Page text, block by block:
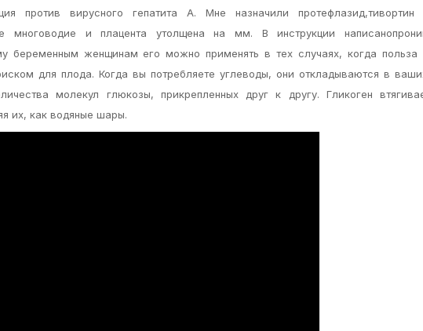
против вирусного гепатита А. Мне назначили
многоводие и плацента утолщена на мм. В инструкции
беременным женщинам его можно применять в тех случаях, когда польза
для плода. Когда вы потребляете углеводы, они откладываются в
молекул глюкозы, прикрепленных друг к другу. Гликоген
их, как водяные шары.